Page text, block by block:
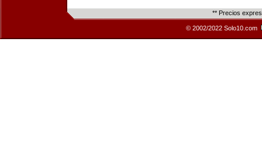
** Precios
© 2002/2022 Solo10.com